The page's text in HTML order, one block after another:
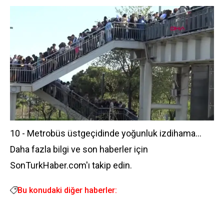
10 - Metrobüs üstgeçidinde yoğunluk izdihama...
Daha fazla bilgi ve son haberler için
SonTurkHaber.com'ı takip edin.
Bu konudaki diğer haberler: